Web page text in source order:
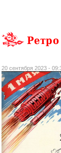
20 сентября 2023 -